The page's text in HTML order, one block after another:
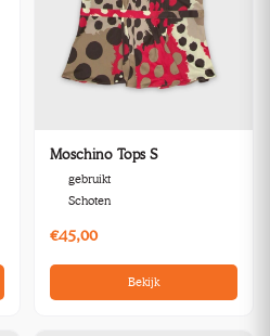
Moschino Tops S
gebruikt
Schoten
€45,00
Bekijk